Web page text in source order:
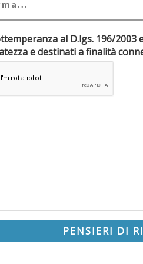
al D.lgs. 196/2003
riservatezza e
PENSIERI DI